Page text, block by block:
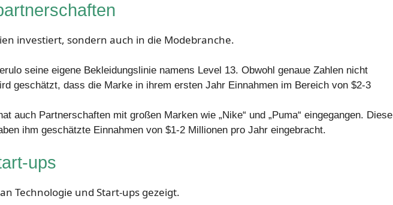
investiert, sondern auch in die Modebranche.
seine eigene Bekleidungslinie namens Level 13. Obwohl genaue Zahlen nicht
geschätzt, dass die Marke in ihrem ersten Jahr Einnahmen im Bereich von $2-3
auch Partnerschaften mit großen Marken wie „Nike“ und „Puma“ eingegangen. Diese
ihm geschätzte Einnahmen von $1-2 Millionen pro Jahr eingebracht.
ups
Technologie und Start-ups gezeigt.